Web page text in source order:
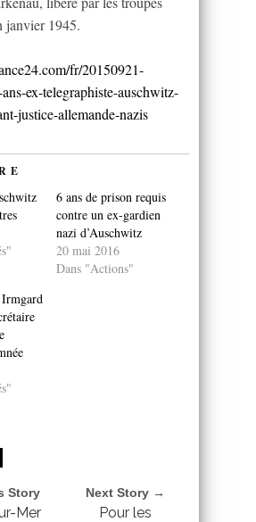
janvier 1945.
fr/20150921-
ex-telegraphiste-auschwitz-
justice-allemande-nazis
6 ans de prison requis
contre un ex-gardien
nazi d’Auschwitz
20 mai 2016
Dans "Actions"
Story
Mer
Next Story →
Pour les